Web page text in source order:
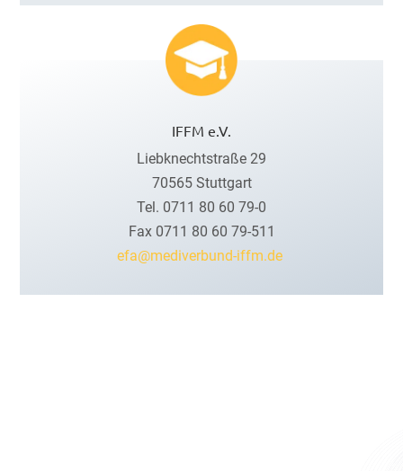
IFFM e.V.
Liebknechtstraße 29
70565 Stuttgart
Tel. 0711 80 60 79-0
Fax 0711 80 60 79-511
efa@mediverbund-iffm.de